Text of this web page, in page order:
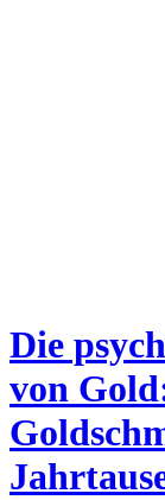
Die
von